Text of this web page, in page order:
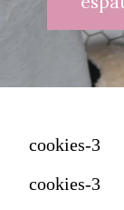
cookies-3
cookies-3